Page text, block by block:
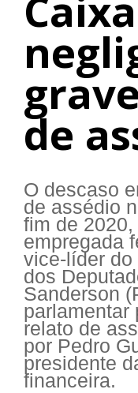
de
O descaso
de assédio
fim de
empregada
vice-líder do
dos
Sanderson
parlamentar
relato de
por Pedro
presidente
financeira.